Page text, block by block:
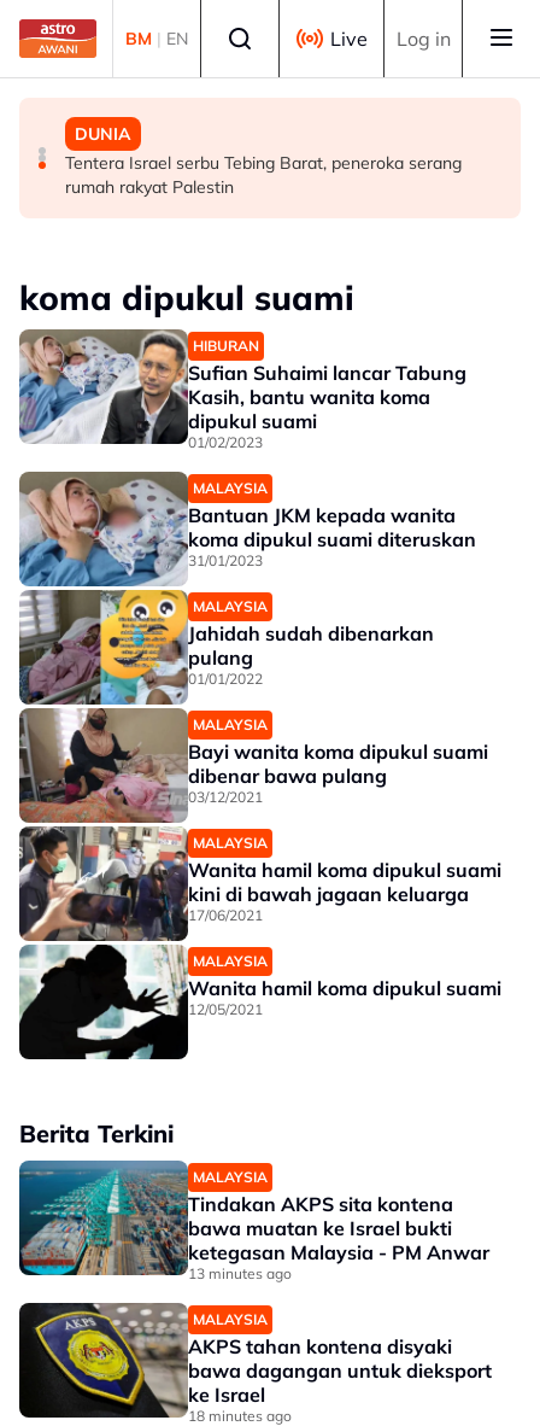
Skip to main content
BM | EN Live Log in
MALAYSIA
Tindakan AKPS sita kontena bawa muatan ke Israel
bukti ketegasan Malaysia - PM Anwar
MALAYSIA
AKPS tahan kontena disyaki bawa dagangan untuk
dieksport ke Israel
DUNIA
Tentera Israel serbu Tebing Barat, peneroka serang
rumah rakyat Palestin
koma dipukul suami
HIBURAN
Sufian Suhaimi lancar Tabung
Kasih, bantu wanita koma
dipukul suami
01/02/2023
MALAYSIA
Bantuan JKM kepada wanita
koma dipukul suami diteruskan
31/01/2023
MALAYSIA
Jahidah sudah dibenarkan
pulang
01/01/2022
MALAYSIA
Bayi wanita koma dipukul suami
dibenar bawa pulang
03/12/2021
MALAYSIA
Wanita hamil koma dipukul suami
kini di bawah jagaan keluarga
17/06/2021
MALAYSIA
Wanita hamil koma dipukul suami
12/05/2021
Berita Terkini
MALAYSIA
Tindakan AKPS sita kontena
bawa muatan ke Israel bukti
ketegasan Malaysia - PM Anwar
13 minutes ago
MALAYSIA
AKPS tahan kontena disyaki
bawa dagangan untuk dieksport
ke Israel
18 minutes ago